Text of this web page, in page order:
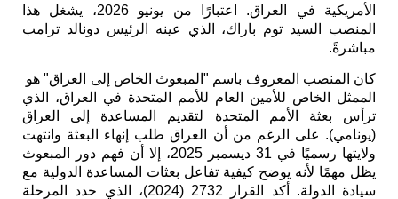
الأمريكية في العراق. اعتبارًا من يونيو 2026، يشغل هذا
المنصب السيد توم باراك، الذي عينه الرئيس دونالد ترامب
مباشرةً.
كان المنصب المعروف باسم "المبعوث الخاص إلى العراق" هو ​​
الممثل الخاص للأمين العام للأمم المتحدة في العراق، الذي
ترأس بعثة الأمم المتحدة لتقديم المساعدة إلى العراق
(يونامي). على الرغم من أن العراق طلب إنهاء البعثة وانتهت
ولايتها رسميًا في 31 ديسمبر 2025، إلا أن فهم دور المبعوث
يظل مهمًا لأنه يوضح كيفية تفاعل بعثات المساعدة الدولية مع
سيادة الدولة. أكد القرار 2732 (2024)، الذي حدد المرحلة